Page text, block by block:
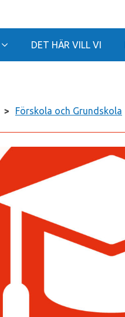
DET HÄR VILL VI
> Förskola och Grundskola